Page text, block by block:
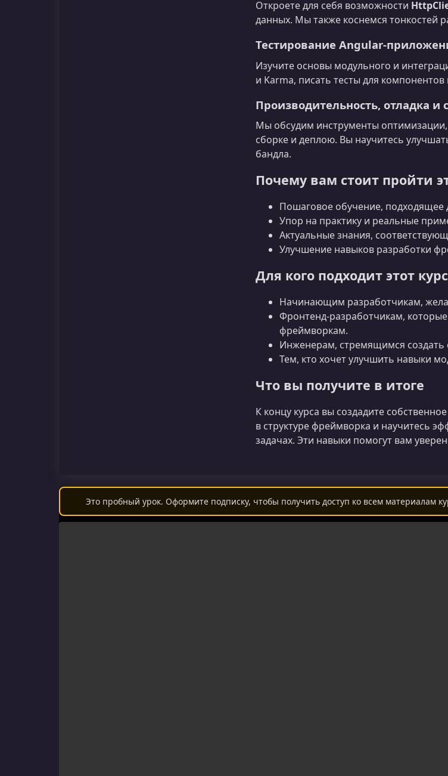
Откроете для себя возможности
данных. Мы также коснемся тонкостей
Тестирование
Изучите основы модульного и
и Karma, писать тесты для компонентов
Производительность, отладка и
Мы обсудим инструменты
сборке и деплою. Вы научитесь
бандла.
Почему вам стоит пройти
Пошаговое обучение,
Упор на практику и реальные
Актуальные знания,
Улучшение навыков разработки
Для кого подходит этот курс
Начинающим разработчикам,
Фронтенд‑разработчикам,
фреймворкам.
Инженерам, стремящимся создать
Тем, кто хочет улучшить навыки
Что вы получите в итоге
К концу курса вы создадите
в структуре фреймворка и научитесь
задачах. Эти навыки помогут вам
Это пробный урок. Оформите подписку, чтобы получить доступ ко всем материалам